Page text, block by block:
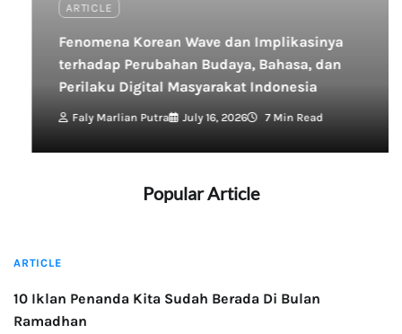
ARTICLE
Fenomena Korean Wave dan Implikasinya
terhadap Perubahan Budaya, Bahasa, dan
Perilaku Digital Masyarakat Indonesia
Faly Marlian Putra July 16, 2026 7 Min Read
Popular Article
ARTICLE
10 Iklan Penanda Kita Sudah Berada Di Bulan
Ramadhan